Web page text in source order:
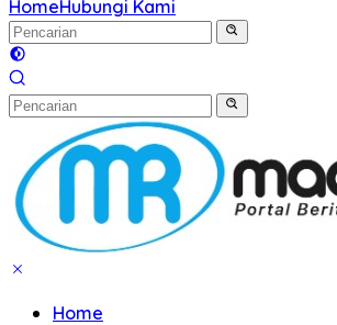
HomeHubungi Kami
Home